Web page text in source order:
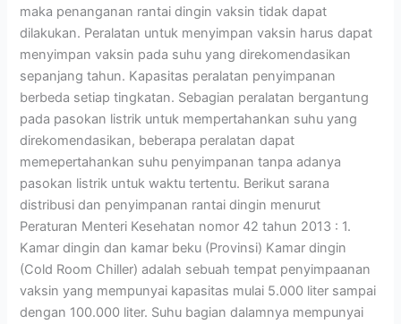
maka penanganan rantai dingin vaksin tidak dapat
dilakukan. Peralatan untuk menyimpan vaksin harus dapat
menyimpan vaksin pada suhu yang direkomendasikan
sepanjang tahun. Kapasitas peralatan penyimpanan
berbeda setiap tingkatan. Sebagian peralatan bergantung
pada pasokan listrik untuk mempertahankan suhu yang
direkomendasikan, beberapa peralatan dapat
memepertahankan suhu penyimpanan tanpa adanya
pasokan listrik untuk waktu tertentu. Berikut sarana
distribusi dan penyimpanan rantai dingin menurut
Peraturan Menteri Kesehatan nomor 42 tahun 2013 : 1.
Kamar dingin dan kamar beku (Provinsi) Kamar dingin
(Cold Room Chiller) adalah sebuah tempat penyimpaanan
vaksin yang mempunyai kapasitas mulai 5.000 liter sampai
dengan 100.000 liter. Suhu bagian dalamnya mempunyai